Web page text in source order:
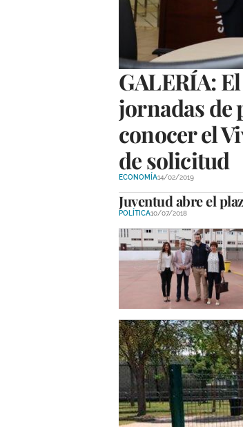
GALERÍA:
jornadas de
conocer el
de solicitud
ECONOMÍA14/02/2019
Juventud abre el
POLÍTICA10/07/2018